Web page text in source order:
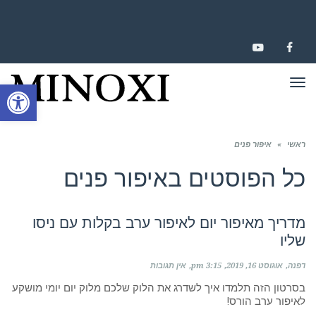
פתח
FACEBOOK
YOUTUBE
תפריט
ראשי » איפור פנים
כל הפוסטים באיפור פנים
מדריך מאיפור יום לאיפור ערב בקלות עם ניסו
שליו
דפנה אוגוסט 16, 2019 3:15 pm אין תגובות
בסרטון הזה תלמדו איך לשדרג את הלוק שלכם מלוק יום יומי מושקע
לאיפור ערב הורס!